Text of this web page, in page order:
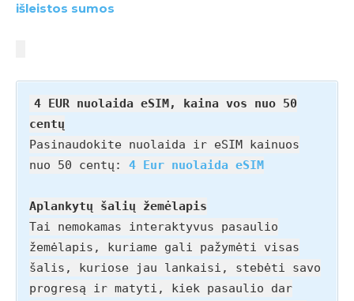
išleistos sumos
4 EUR nuolaida eSIM, kaina vos nuo 50
centų
Pasinaudokite nuolaida ir eSIM kainuos
nuo 50 centų: 4 Eur nuolaida eSIM
Aplankytų šalių žemėlapis
Tai nemokamas interaktyvus pasaulio
žemėlapis, kuriame gali pažymėti visas
šalis, kuriose jau lankaisi, stebėti savo
progresą ir matyti, kiek pasaulio dar